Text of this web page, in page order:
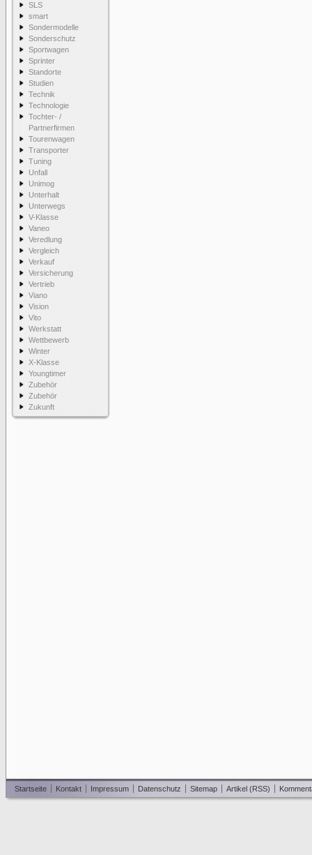
SLS
smart
Sondermodelle
Sonderschutz
Sportwagen
Sprinter
Standorte
Studien
Technik
Technologie
Tochter- /
Partnerfirmen
Tourenwagen
Transporter
Tuning
Unfall
Unimog
Unterhalt
Unterwegs
V-Klasse
Vaneo
Veredlung
Vergleich
Verkauf
Versicherung
Vertrieb
Viano
Vision
Vito
Werkstatt
Wettbewerb
Winter
X-Klasse
Youngtimer
Zubehör
Zubehör
Zukunft
Startseite Kontakt Impressum Datenschutz Sitemap Artikel (RSS)